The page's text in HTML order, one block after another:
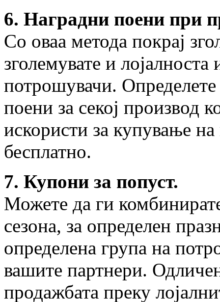
6. Наградни поени при
Со оваа метода покрај
зголемувате и
потрошувачи. Определете
поени за секој производ
искористи за купување
бесплатно.
7. Купони за попуст.
Можете да ги
сезона, за определен
определена група на
вашите партнери.
продажбата преку